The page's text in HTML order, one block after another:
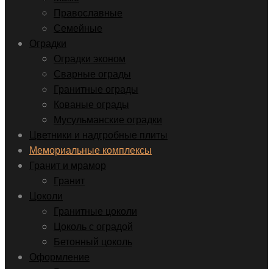
Православные
Семейные
Оградки
Оградки эконом
Сварные ограды
Гранитные ограды
Кованые ограды
Мусульманские оградки
Цветники и надгробные плиты
Мемориальные комплексы
Гранит и мрамор
Гранит
Цоколи
Гранитные цоколи
Цоколь с оградой
Бетонный цоколь
Оформление